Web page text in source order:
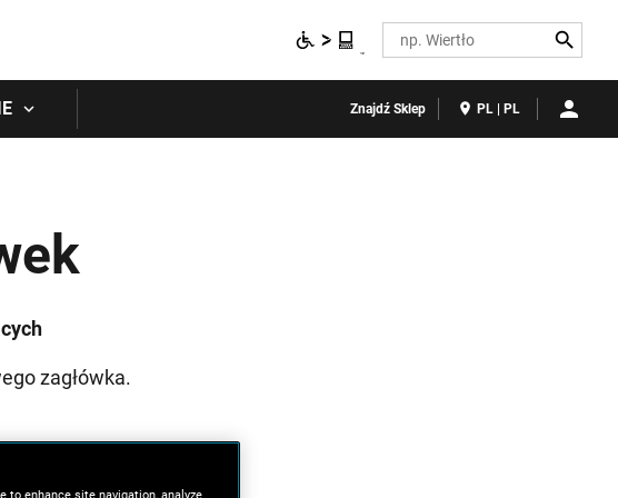
Search
Znajdź Sklep PL | PL
zagłówka.
to enhance site navigation, analyze